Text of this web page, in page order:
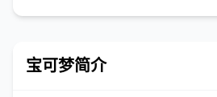
宝可梦简介